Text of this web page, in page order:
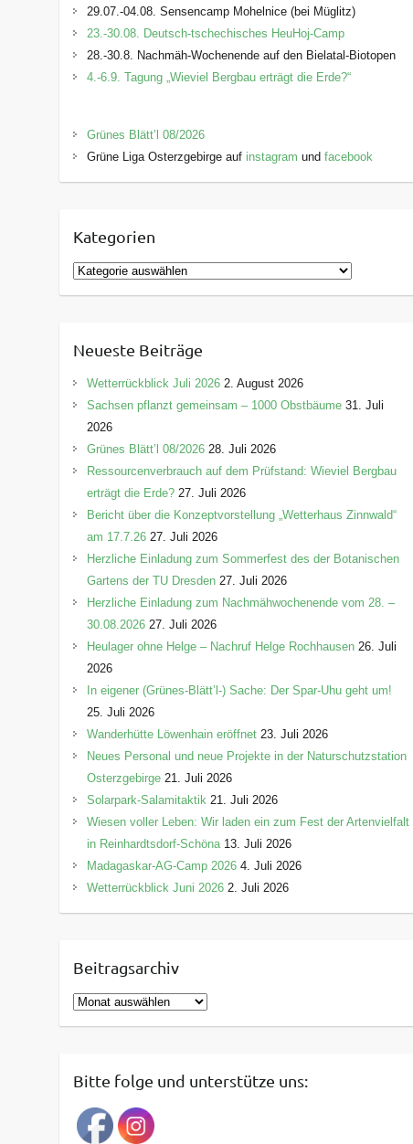
29.07.-04.08. Sensencamp Mohelnice (bei Müglitz)
23.-30.08. Deutsch-tschechisches HeuHoj-Camp
28.-30.8. Nachmäh-Wochenende auf den Bielatal-Biotopen
4.-6.9. Tagung „Wieviel Bergbau erträgt die Erde?“
Grünes Blätt’l 08/2026
Grüne Liga Osterzgebirge auf instagram und facebook
Kategorien
K
a
g
o
r
e
n
Neueste Beiträge
Wetterrückblick Juli 2026 2. August 2026
Sachsen pflanzt gemeinsam – 1000 Obstbäume 31. Juli
2026
Grünes Blätt’l 08/2026 28. Juli 2026
Ressourcenverbrauch auf dem Prüfstand: Wieviel Bergbau
erträgt die Erde? 27. Juli 2026
Bericht über die Konzeptvorstellung „Wetterhaus Zinnwald“
am 17.7.26 27. Juli 2026
Herzliche Einladung zum Sommerfest des der Botanischen
Gartens der TU Dresden 27. Juli 2026
Herzliche Einladung zum Nachmähwochenende vom 28. –
30.08.2026 27. Juli 2026
Heulager ohne Helge – Nachruf Helge Rochhausen 26. Juli
2026
In eigener (Grünes-Blätt’l-) Sache: Der Spar-Uhu geht um!
25. Juli 2026
Wanderhütte Löwenhain eröffnet 23. Juli 2026
Neues Personal und neue Projekte in der Naturschutzstation
Osterzgebirge 21. Juli 2026
Solarpark-Salamitaktik 21. Juli 2026
Wiesen voller Leben: Wir laden ein zum Fest der Artenvielfalt
in Reinhardtsdorf-Schöna 13. Juli 2026
Madagaskar-AG-Camp 2026 4. Juli 2026
Wetterrückblick Juni 2026 2. Juli 2026
Beitragsarchiv
B
e
r
g
Bitte folge und unterstütze uns: